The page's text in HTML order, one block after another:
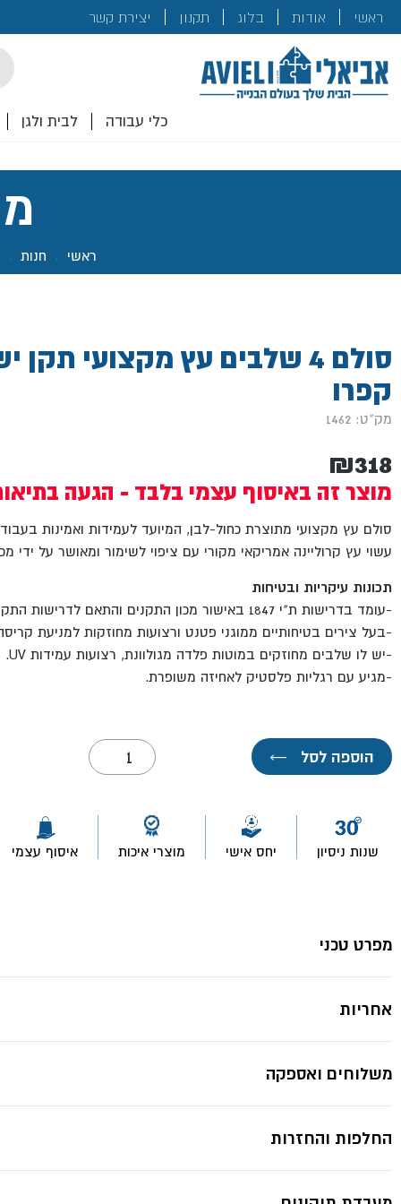
ראשי אודות בלוג תקנון יצירת קשרלכם!
כלי עבודה לבית ולגן
ראשי . חנות .
סולם 4 שלבים עץ מקצועי
קפרו
מק"ט: 1462
₪318
מוצר זה באיסוף עצמי בלבד - הגעה
סולם עץ מקצועי מתוצרת כחול-לבן, המיועד לעמידות ואמינות
עשוי עץ קרוליינה אמריקאי מקורי עם ציפוי לשימור ומאושר על ידי
תכונות עיקריות ובטיחות
-עומד בדרישות ת"י 1847 באישור מכון התקנים והתאם לדרישות התקן האירופאי ו-EN 131.
-בעל צירים בטיחותיים ממוגני פטנט ורצועות מחוזקות למניעת
-יש לו שלבים מחוזקים במוטות פלדה מגולוונת, רצועות עמידות UV.
-מגיע עם רגליות פלסטיק לאחיזה משופרת.
הוספה לסל ←
כמות
של
סולם
עץ
תקן
שנות ניסיון יחס אישי מוצרי איכות איסוף עצמי
מפרט טכני
אחריות
משלוחים ואספקה
החלפות והחזרות